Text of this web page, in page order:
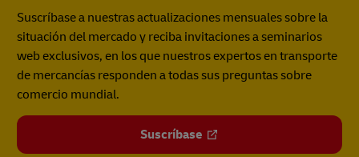
Suscríbase a nuestras actualizaciones mensuales sobre la
situación del mercado y reciba invitaciones a seminarios
web exclusivos, en los que nuestros expertos en transporte
de mercancías responden a todas sus preguntas sobre
comercio mundial.
Suscríbase